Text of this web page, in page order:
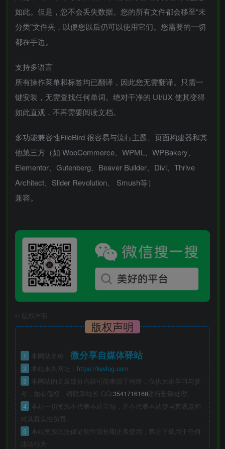
如此。但是，您不会丢失数据。您的所有文件都会移至“未
分类”文件夹，以便您以后仍可以使用它们。您需要的一切
都在手边。
支持多语言
所有操作菜单和标签均已翻译，因此您无需翻译。只需一
键安装，无需查找任何单词。绝对干净的 UI/UX 使其变得
如此直观，不再需要阅读文档。
多功能兼容性FileBird 很容易与流行主题、页面构建器和其
他第三方（如 WooCommerce、WPML、WPBakery、
Elementor、Gutenberg、Beaver Builder、Divi、Thrive
Architect、Slider Revolution、 Smush等）
兼容。
版权声明
版权声明
1 本网站名称： 微分享自媒体驿站
2 本站永久网址： https://ksvlog.com
3
本网站的文章部分内容可能来源于网络，仅供大家学习与参
考，如有侵权，请联系站长 QQ:3541716168进行删除处理。
4
本站一切资源不代表本站立场，并不代表本站赞同其观点和
对其真实性负责。
5
本站资源无法保证软件能长期正常使用，禁止下载用于任何
违法行为